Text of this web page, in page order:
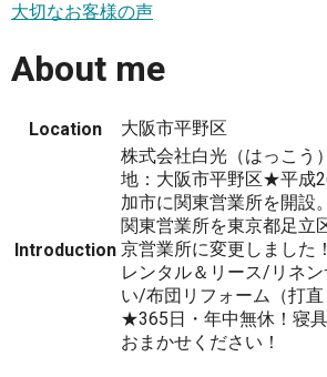
大切なお客様の声
About me
Location 大阪市平野区
Introduction
株式会社白光（はっこう
地：大阪市平野区★平成
加市に関東営業所を開設
関東営業所を東京都足立
京営業所に変更しまし
レンタル＆リース/リネ
い/布団リフォーム（打
★365日・年中無休！寝
おまかせください！